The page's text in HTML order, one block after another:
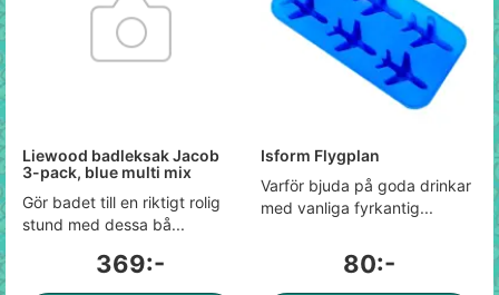
Liewood badleksak Jacob
3-pack, blue multi mix
Gör badet till en riktigt rolig
stund med dessa bå...
369:-
Isform Flygplan
Varför bjuda på goda drinkar
med vanliga fyrkantig...
80:-